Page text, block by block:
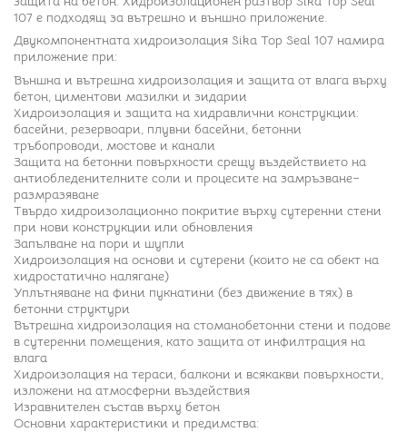
107 е подходящ за вътрешно и външно приложение.
Двукомпонентната хидроизолация Sika Top Seal 107 намира
приложение при:
Външна и вътрешна хидроизолация и защита от влага върху
бетон, циментови мазилки и зидарии
Хидроизолация и защита на хидравлични конструкции:
басейни, резервоари, плувни басейни, бетонни
тръбопроводи, мостове и канали
Защита на бетонни повърхности срещу въздействието на
антиобледенителните соли и процесите на замръзване–
размразяване
Твърдо хидроизолационно покритие върху сутеренни стени
при нови конструкции или обновления
Запълване на пори и шупли
Хидроизолация на основи и сутерени (които не са обект на
хидростатично налягане)
Уплътняване на фини пукнатини (без движение в тях) в
бетонни структури
Вътрешна хидроизолация на стоманобетонни стени и подове
в сутеренни помещения, като защита от инфилтрация на
влага
Хидроизолация на тераси, балкони и всякакви повърхности,
изложени на атмосферни въздействия
Изравнителен състав върху бетон
Основни характеристики и предимства: